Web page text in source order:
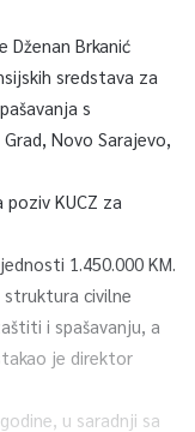
Brkanić
sredstava za
s
Novo Sarajevo,
KUCZ za
1.450.000 KM.
struktura civilne
i spašavanju, a
je direktor
u saradnji sa